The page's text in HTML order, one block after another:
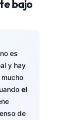
bajo
es
y hay
el
de